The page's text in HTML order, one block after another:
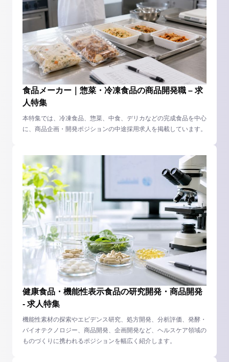
食品メーカー｜惣菜・冷凍食品の商品開発職 – 求
人特集
本特集では、冷凍食品、惣菜、中食、デリカなどの完成食品を中心
に、商品企画・開発ポジションの中途採用求人を掲載しています。
健康食品・機能性表示食品の研究開発・商品開発
- 求人特集
機能性素材の探索やエビデンス研究、処方開発、分析評価、発酵・
バイオテクノロジー、商品開発、企画開発など、ヘルスケア領域の
ものづくりに携われるポジションを幅広く紹介します。